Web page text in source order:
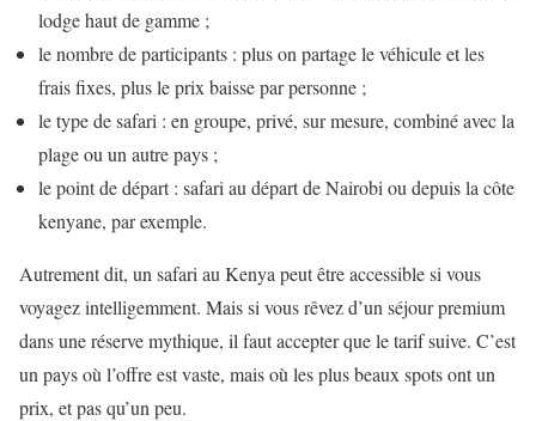
lodge haut de gamme ;
le nombre de participants : plus on partage le véhicule et les
frais fixes, plus le prix baisse par personne ;
le type de safari : en groupe, privé, sur mesure, combiné avec la
plage ou un autre pays ;
le point de départ : safari au départ de Nairobi ou depuis la côte
kenyane, par exemple.
Autrement dit, un safari au Kenya peut être accessible si vous
voyagez intelligemment. Mais si vous rêvez d’un séjour premium
dans une réserve mythique, il faut accepter que le tarif suive. C’est
un pays où l’offre est vaste, mais où les plus beaux spots ont un
prix, et pas qu’un peu.